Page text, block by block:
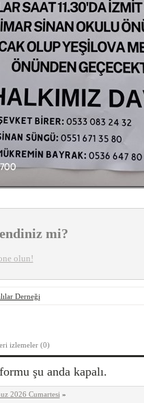
mi?
olun!
Derneği
izlemeler (0)
şu anda kapalı.
2026 Cumartesi »